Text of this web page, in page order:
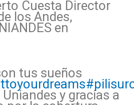
Cuesta Director
los Andes,
en
tus sueños
#
y gracias a